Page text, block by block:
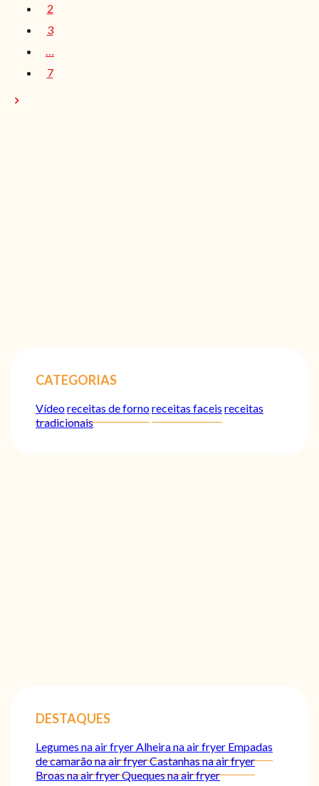
2
3
…
7
CATEGORIAS
Vídeoreceitas de fornoreceitas faceis receitas
tradicionais
DESTAQUES
Legumes na air fryerAlheira na air fryer Empadas
de camarão na air fryerCastanhas na air fryer
Broas na air fryerQueques na air fryer